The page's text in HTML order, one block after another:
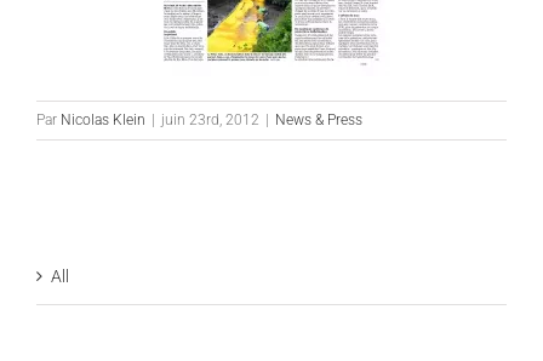
Par Nicolas Klein juin 23rd, 2012 News & Press
All